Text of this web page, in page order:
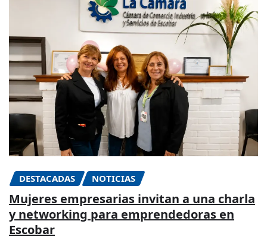
DESTACADAS NOTICIAS
Mujeres empresarias invitan a una charla
y networking para emprendedoras en
Escobar